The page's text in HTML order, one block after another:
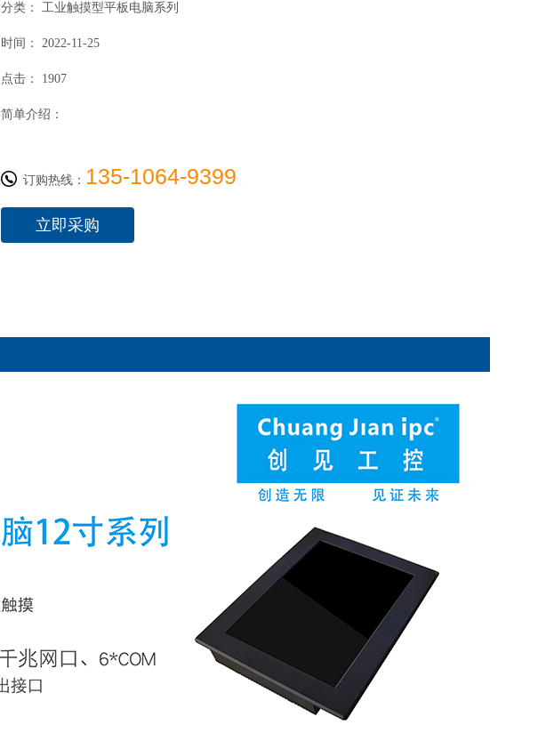
分类： 工业触摸型平板电脑系列
时间： 2022-11-25
点击： 1907
简单介绍：
订购热线： 135-1064-9399
立即采购